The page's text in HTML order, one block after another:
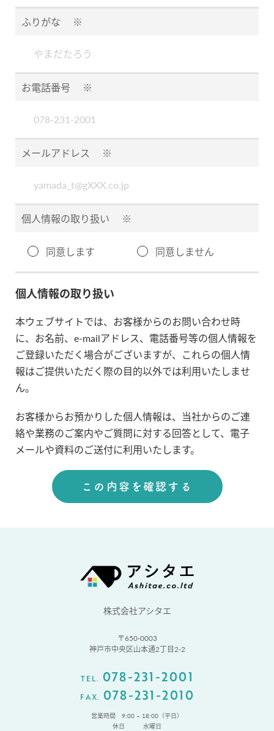
ふりがな ※
お電話番号 ※
メールアドレス ※
個人情報の取り扱い ※
同意します 同意しません
個人情報の取り扱い
本ウェブサイトでは、お客様からのお問い合わせ時
に、お名前、e-mailアドレス、電話番号等の個人情報を
ご登録いただく場合がございますが、これらの個人情
報はご提供いただく際の目的以外では利用いたしませ
ん。
お客様からお預かりした個人情報は、当社からのご連
絡や業務のご案内やご質問に対する回答として、電子
メールや資料のご送付に利用いたします。
株式会社アシタエ
〒650-0003
神戸市中央区山本通2丁目2-2
TEL. 078-231-2001
FAX. 078-231-2010
営業時間 9:00 ~ 18:00（平日）
休日
水曜日